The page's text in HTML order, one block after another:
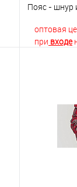
Пояс - шнур
оптовая
при входе
Купить в
В